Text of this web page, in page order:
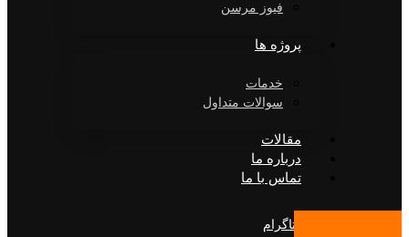
فیوز مرسن
پروژه ها
خدمات
سوالات متداول
مقالات
درباره ما
تماس با ما
اینستاگرام